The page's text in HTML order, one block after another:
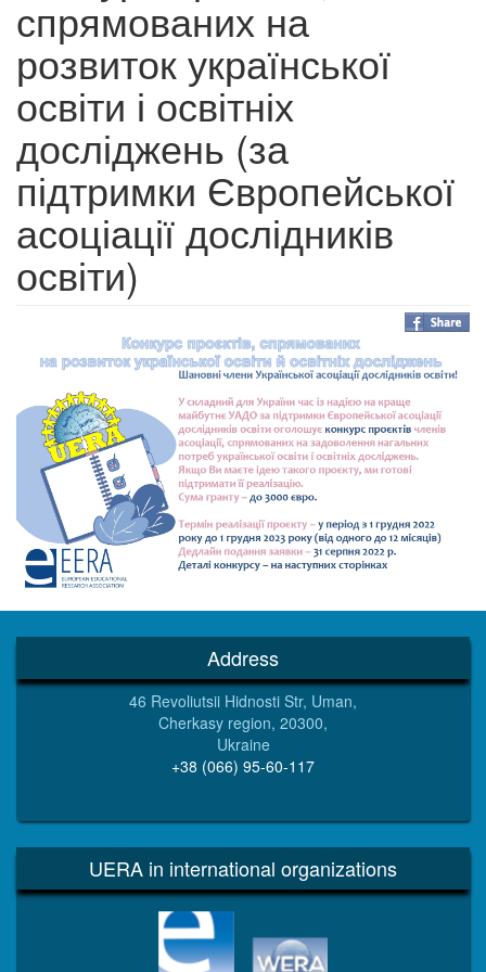
спрямованих на
розвиток української
освіти і освітніх
досліджень (за
підтримки Європейської
асоціації дослідників
освіти)
Address
46 Revoliutsii Hidnosti Str, Uman,
Cherkasy region, 20300,
Ukraine
+38 (066) 95-60-117
UERA in international organizations